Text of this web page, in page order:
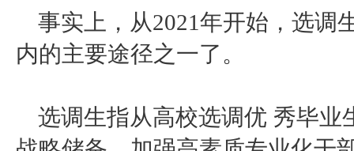
事实上，从2021年开始，选调
内的主要途径之一了。
选调生指从高校选调优 秀毕